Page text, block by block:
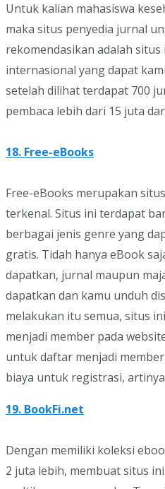
Untuk kalian mahasiswa
maka situs penyedia jurnal
rekomendasikan adalah situs
internasional yang dapat
setelah dilihat terdapat 700
pembaca lebih dari 15 juta
18. Free-eBooks
Free-eBooks merupakan
terkenal. Situs ini terdapat
berbagai jenis genre yang
gratis. Tidah hanya eBook
dapatkan, jurnal maupun
dapatkan dan kamu unduh
melakukan itu semua, situs
menjadi member pada
untuk daftar menjadi
biaya untuk registrasi,
19. BookFi.net
Dengan memiliki koleksi
2 juta lebih, membuat situs